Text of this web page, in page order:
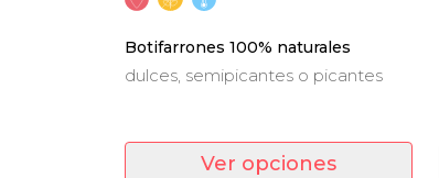
Botifarrones 100% naturales
dulces, semipicantes o picantes
Ver opciones